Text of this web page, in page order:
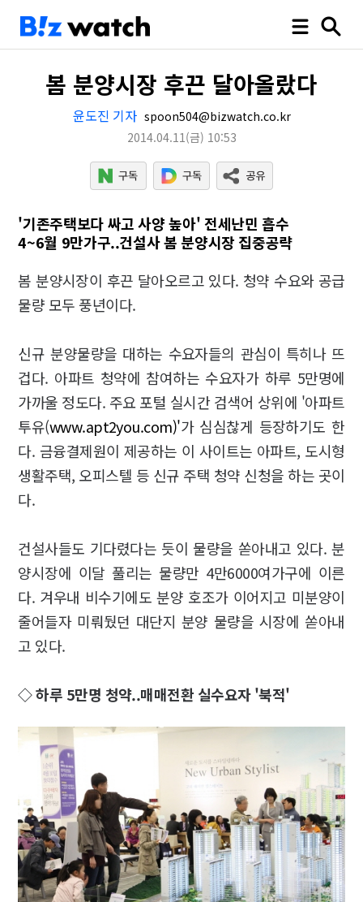
봄 분양시장 후끈 달아올랐다
윤도진 기자 spoon504@bizwatch.co.kr
2014.04.11(금) 10:53
'기존주택보다 싸고 사양 높아' 전세난민 흡수
4~6월 9만가구..건설사 봄 분양시장 집중공략
봄 분양시장이 후끈 달아오르고 있다. 청약 수요와 공급
물량 모두 풍년이다.
신규 분양물량을 대하는 수요자들의 관심이 특히나 뜨
겁다. 아파트 청약에 참여하는 수요자가 하루 5만명에
가까울 정도다. 주요 포털 실시간 검색어 상위에 '아파트
투유(www.apt2you.com)'가 심심찮게 등장하기도 한
다. 금융결제원이 제공하는 이 사이트는 아파트, 도시형
생활주택, 오피스텔 등 신규 주택 청약 신청을 하는 곳이
다.
건설사들도 기다렸다는 듯이 물량을 쏟아내고 있다. 분
양시장에 이달 풀리는 물량만 4만6000여가구에 이른
다. 겨우내 비수기에도 분양 호조가 이어지고 미분양이
줄어들자 미뤄뒀던 대단지 분양 물량을 시장에 쏟아내
고 있다.
◇ 하루 5만명 청약..매매전환 실수요자 '북적'